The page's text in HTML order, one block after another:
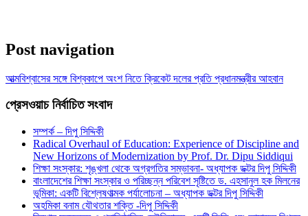
Post navigation
আত্মবিশ্বাসের সঙ্গে বিশ্বকাপে অংশ নিতে ক্রিকেট দলের প্রতি প্রধানমন্ত্রীর আহবান
প্রেসওয়াচ নির্বাচিত সংবাদ
সম্পর্ক – দিপু সিদ্দিকী
Radical Overhaul of Education: Experience of Discipline and
New Horizons of Modernization by Prof. Dr. Dipu Siddiqui
শিক্ষা সংস্কার: শৃঙ্খলা থেকে অগ্রগতির সম্ভাবনা- অধ্যাপক ডক্টর দিপু সিদ্দিকী
বাংলাদেশের শিক্ষা সংস্কার ও পরিচ্ছন্ন পরিবেশ সৃষ্টিতে ড. এহসানুল হক মিলনের
ভূমিকা: একটি বিশ্লেষণাত্মক পর্যালোচনা – অধ্যাপক ডক্টর দিপু সিদ্দিকী
অহমিকা বনাম যৌথতার শক্তি -দিপু সিদ্দিকী